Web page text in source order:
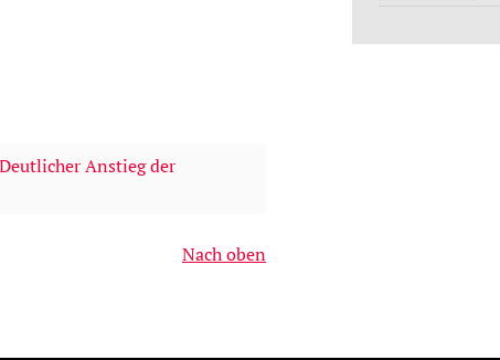
Deutlicher Anstieg der
Nach oben